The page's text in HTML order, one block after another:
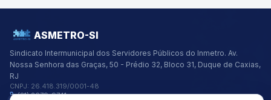
ASMETRO-SI
Sindicato Intermunicipal dos Servidores Públicos do Inmetro. Av.
Nossa Senhora das Graças, 50 - Prédio 32, Bloco 31, Duque de Caxias,
RJ
CNPJ: 26.418.319/0001-48
(21) 2679-9741